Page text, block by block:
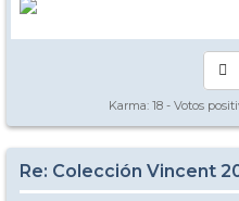
Karma: 18 - Votos
Re: Colección Vincent